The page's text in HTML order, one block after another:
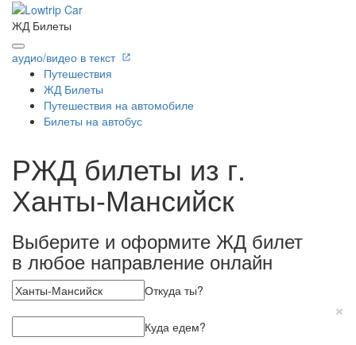
ЖД Билеты
аудио/видео в текст
Путешествия
ЖД Билеты
Путешествия на автомобиле
Билеты на автобус
РЖД билеты из г.
Ханты-Мансийск
Выберите и оформите ЖД билет
в любое направление онлайн
Откуда ты?
×
Куда едем?